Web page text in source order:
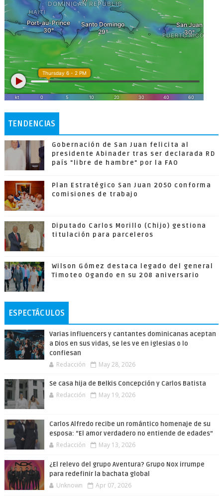
TENDENCIAS
Gobernación de San Juan felicita al
presidente Abinader tras ser declarada RD
país "libre de hambre" por la FAO
Plan Estratégico San Juan 2050 conforma
comisiones de trabajo
Diputado Carlos Morillo (Chijo) gestiona
titulación para parceleros
Wilson Gómez destaca legado del general
Timoteo Ogando en su 208 aniversario
ESPECTÁCULOS
Varias influencers y cantantes dominicanas aceptan
a Dios en sus vidas, se les ve en iglesias o lo
confiesan
Redacción May 28, 2026
Se casa hija de Belkis Concepción y Carlos Batista
Redacción May 19, 2026
Carlos Alfredo recibe un romántico homenaje de su
esposa: “El amor verdadero no entiende de edades”
Redacción May 13, 2026
¿El relevo del grupo Aventura? Grupo Nox irrumpe
para redefinir la bachata global
Unknown Apr 07, 2026